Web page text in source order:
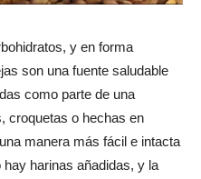
y en forma
son una fuente saludable
como parte de una
croquetas o hechas en
manera más fácil e intacta
harinas añadidas, y la